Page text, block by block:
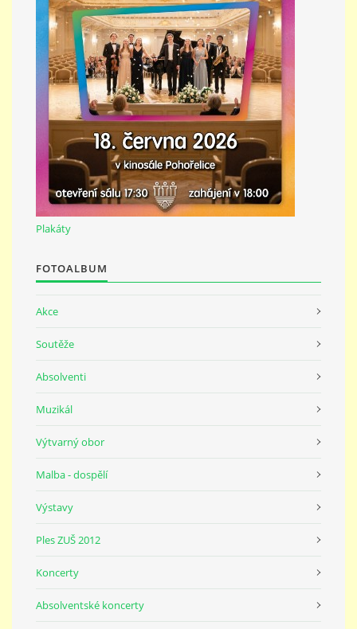
Plakáty
FOTOALBUM
Akce
Soutěže
Absolventi
Muzikál
Výtvarný obor
Malba - dospělí
Výstavy
Ples ZUŠ 2012
Koncerty
Absolventské koncerty